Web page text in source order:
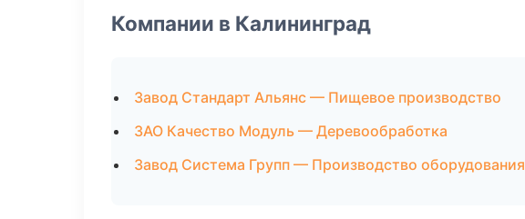
Компании в Калининград
Завод Стандарт Альянс — Пищевое производство
ЗАО Качество Модуль — Деревообработка
Завод Система Групп — Производство оборудования